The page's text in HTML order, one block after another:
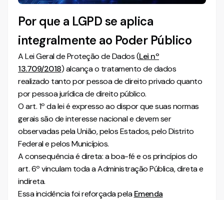
Por que a LGPD se aplica
integralmente ao Poder Público
A Lei Geral de Proteção de Dados (Lei nº
13.709/2018) alcança o tratamento de dados
realizado tanto por pessoa de direito privado quanto
por pessoa jurídica de direito público.
O art. 1º da lei é expresso ao dispor que suas normas
gerais são de interesse nacional e devem ser
observadas pela União, pelos Estados, pelo Distrito
Federal e pelos Municípios.
A consequência é direta: a boa-fé e os princípios do
art. 6º vinculam toda a Administração Pública, direta e
indireta.
Essa incidência foi reforçada pelaEmenda